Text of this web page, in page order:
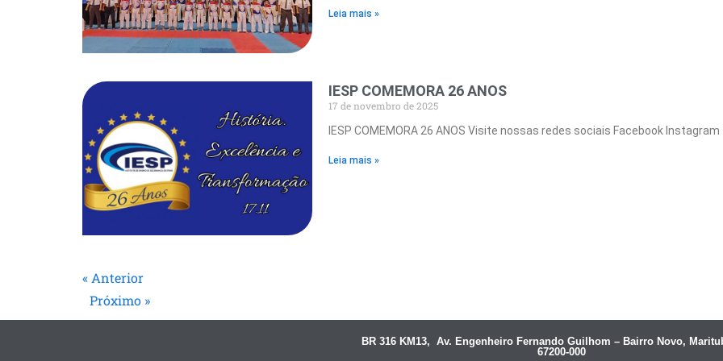
Leia mais »
IESP COMEMORA 26 ANOS
17 de novembro de 2025
IESP COMEMORA 26 ANOS Visite nossas redes sociais Facebook Instagram
Leia mais »
« Anterior
Próximo »
BR 316 KM13, Av. Engenheiro Fernando Guilhom – Bairro Novo,
67200-000